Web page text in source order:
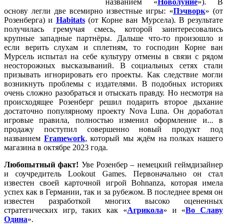
основу легли две всемирно известные игры: «Пэчворк» (от
Розенберга) и Habitats (от Корне ван Мурсела). В результате
получилась гремучая смесь, которой заинтересовались
крупные западные партнёры. Дальше что-то произошло и
если верить слухам и сплетням, то господин Корне ван
Мурсель испытал на себе культуру отмены в связи с рядом
неосторожных высказываний. В социальных сетях стали
призывать игнорировать его проекты. Как следствие могли
возникнуть проблемы с издателями. В подобных историях
очень сложно разобраться и отыскать правду. Но несмотря на
происходящее Розенберг решил подарить второе дыхание
достаточно популярному проекту Nova Luna. Он доработал
игровые правила, полностью изменил оформление и... в
продажу поступил совершенно новый продукт под
названием Framework, который мы ждём на полках нашего
магазина в октябре 2023 года.
Любопытный факт! Уве Розенбер – немецкий геймдизайнер
и соучредитель Lookout Games. Первоначально он стал
известен своей карточной игрой Bohnanza, которая имела
успех как в Германии, так и за рубежом. В последнее время он
известен разработкой многих высоко оцененных
стратегических игр, таких как «Агрикола» и «Во Славу
Одина».